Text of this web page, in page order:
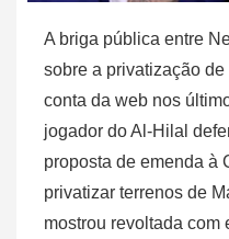
A briga pública entre
sobre a privatização
conta da web nos
jogador do Al-Hilal
proposta de emenda à
privatizar terrenos de
mostrou revoltada